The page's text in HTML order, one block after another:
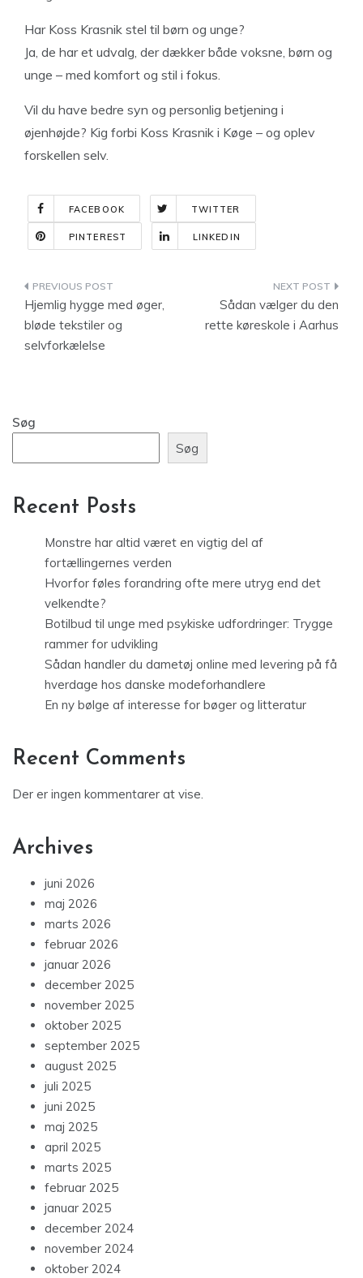
Har Koss Krasnik stel til børn og unge?
Ja, de har et udvalg, der dækker både voksne, børn og
unge – med komfort og stil i fokus.
Vil du have bedre syn og personlig betjening i
øjenhøjde? Kig forbi Koss Krasnik i Køge – og oplev
forskellen selv.
FACEBOOK TWITTER
PINTEREST LINKEDIN
Indlægsnavigation
Hjemlig hygge med øger,
bløde tekstiler og
selvforkælelse
Sådan vælger du den
rette køreskole i Aarhus
Søg
Søg
Recent Posts
Monstre har altid været en vigtig del af
fortællingernes verden
Hvorfor føles forandring ofte mere utryg end det
velkendte?
Botilbud til unge med psykiske udfordringer: Trygge
rammer for udvikling
Sådan handler du dametøj online med levering på få
hverdage hos danske modeforhandlere
En ny bølge af interesse for bøger og litteratur
Recent Comments
Der er ingen kommentarer at vise.
Archives
juni 2026
maj 2026
marts 2026
februar 2026
januar 2026
december 2025
november 2025
oktober 2025
september 2025
august 2025
juli 2025
juni 2025
maj 2025
april 2025
marts 2025
februar 2025
januar 2025
december 2024
november 2024
oktober 2024